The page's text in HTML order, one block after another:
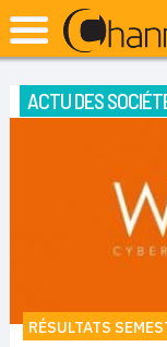
ACTU DES
RÉSULTATS